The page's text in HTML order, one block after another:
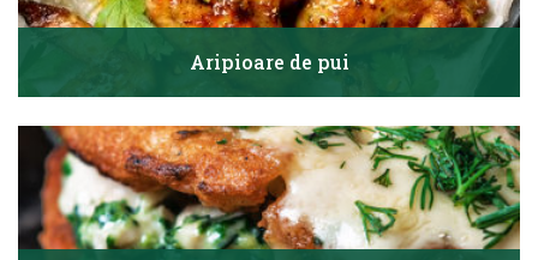
Aripioare de pui